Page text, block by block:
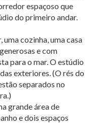
espaçoso que
do primeiro andar.
uma cozinha, uma casa
e com
para o mar. O estúdio
exteriores. (O rés do
separados no
grande área de
e dois espaços